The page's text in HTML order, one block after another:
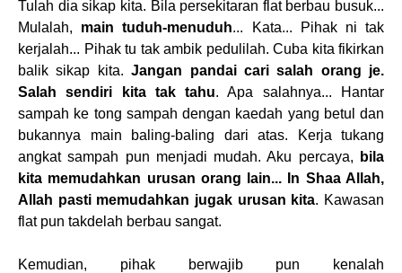
Tulah dia sikap kita. Bila persekitaran flat berbau busuk...
Mulalah, main tuduh-menuduh... Kata... Pihak ni tak
kerjalah... Pihak tu tak ambik pedulilah. Cuba kita fikirkan
balik sikap kita.Jangan pandai cari salah orang je.
Salah sendiri kita tak tahu. Apa salahnya... Hantar
sampah ke tong sampah dengan kaedah yang betul dan
bukannya main baling-baling dari atas. Kerja tukang
angkat sampah pun menjadi mudah. Aku percaya,
bila
kita memudahkan urusan orang lain... In Shaa Allah,
Allah pasti memudahkan jugak urusan kita. Kawasan
flat pun takdelah berbau sangat.
Kemudian, pihak berwajib pun kenalah